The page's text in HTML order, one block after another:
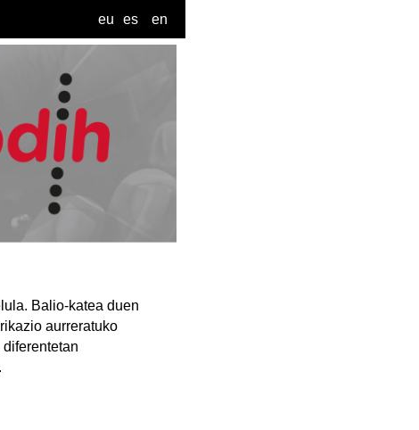
eu es en
Balio-katea duen
aurreratuko